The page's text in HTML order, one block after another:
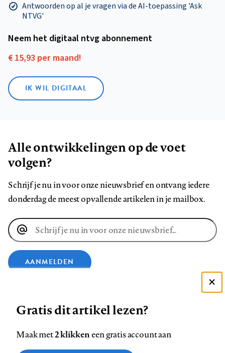
Antwoorden op al je vragen via de AI-toepassing 'Ask
NTVG'
Neem het digitaal ntvg abonnement
€ 15,93 per maand!
IK WIL DIGITAAL
Alle ontwikkelingen op de voet
volgen?
Schrijf je nu in voor onze nieuwsbrief en ontvang iedere
donderdag de meest opvallende artikelen in je mailbox.
E-
mailadres
AANMELDEN
ons
Gratis dit artikel lezen?
Maak met2 klikkeneen gratis account aan
Zie onze cookie policy